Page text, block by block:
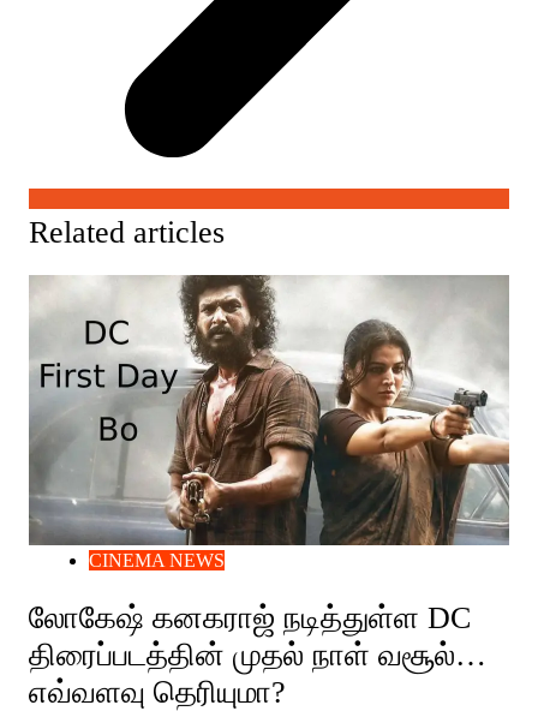
Related articles
CINEMA NEWS
லோகேஷ் கனகராஜ் நடித்துள்ள DC
திரைப்படத்தின் முதல் நாள் வசூல்…
எவ்வளவு தெரியுமா?